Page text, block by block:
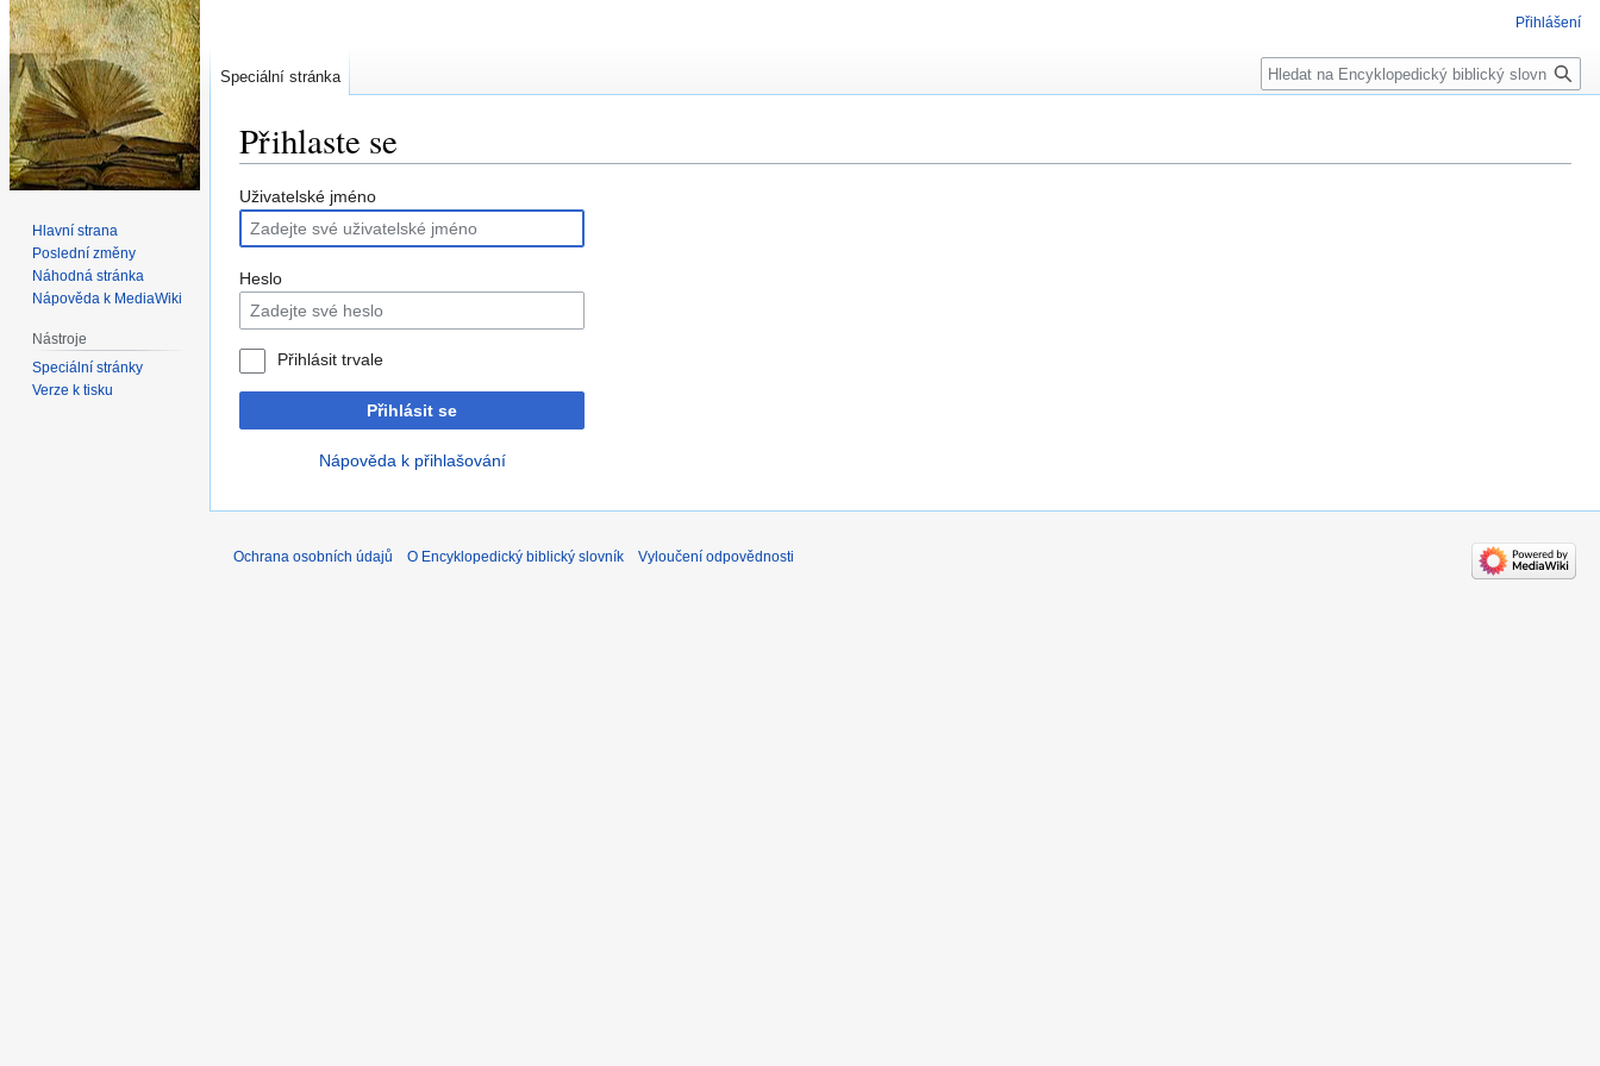
Přihlaste se
Skočit
na
navigaci
Skočit
na
vyhledávání
Uživatelské jméno
Heslo
Přihlásit trvale
Přihlásit se
Nápověda k přihlašování
Přihlášení
Speciální stránka Hledat
Hlavní strana
Poslední změny
Náhodná stránka
Nápověda k MediaWiki
Nástroje
Speciální stránky
Verze k tisku
Ochrana osobních údajů O Encyklopedický biblický slovník Vyloučení odpovědnosti